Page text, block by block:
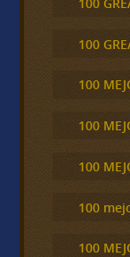
100
100
100
100
100
100